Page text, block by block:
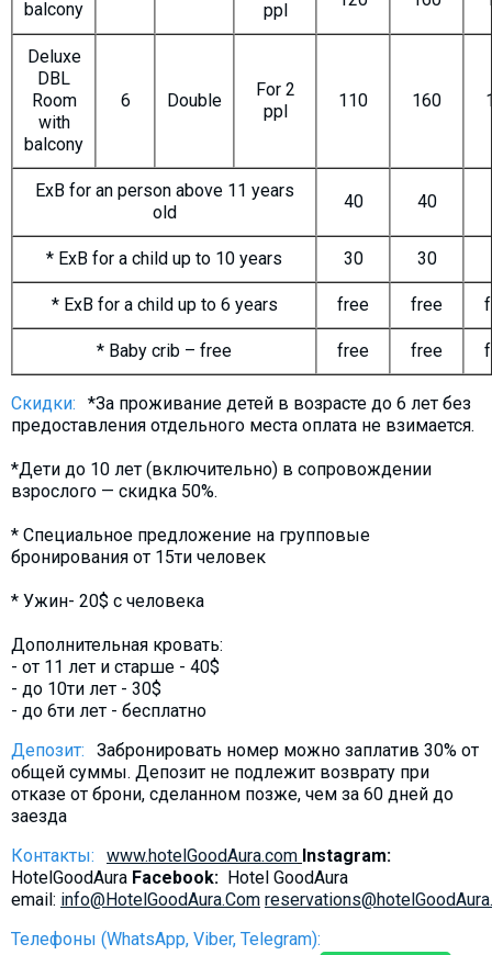
balcony ppl
Deluxe
DBL
Room
with
balcony
6 Double
For 2
ppl
110 160
ExB for an person above 11 years
old
40 40
* ExB for a child up to 10 years 30 30
* ExB for a child up to 6 years free free
* Baby crib – free free free
Скидки:
*За проживание детей в возрасте до 6 лет без
предоставления отдельного места оплата не взимается.
*Дети до 10 лет (включительно) в сопровождении
взрослого — скидка 50%.
* Специальное предложение на групповые
бронирования от 15ти человек
* Ужин- 20$ с человека
Дополнительная кровать:
- от 11 лет и старше - 40$
- до 10ти лет - 30$
- до 6ти лет - бесплатно
Депозит:
Забронировать номер можно заплатив 30% от
общей суммы. Депозит не подлежит возврату при
отказе от брони, сделанном позже, чем за 60 дней до
заезда
Контакты:
www.hotelGoodAura.com Instagram:
HotelGoodAura Facebook: Hotel GoodAura
email: info@HotelGoodAura.Com
Телефоны (WhatsApp, Viber, Telegram):